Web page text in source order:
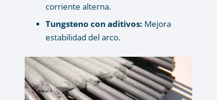
corriente alterna.
Tungsteno con aditivos: Mejora
estabilidad del arco.